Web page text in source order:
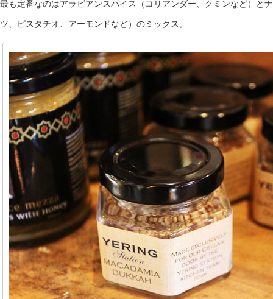
最も定番なのはアラビアンスパイス（コリアンダー、クミンなど）と
ツ、ピスタチオ、アーモンドなど）のミックス。